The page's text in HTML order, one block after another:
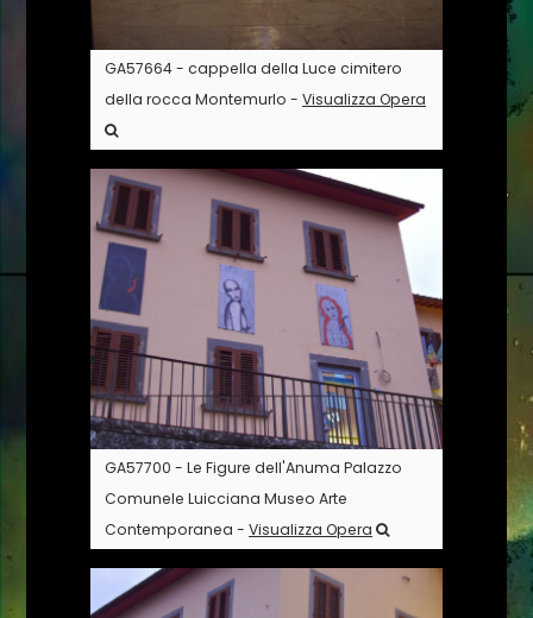
GA57664 - cappella della Luce cimitero
della rocca Montemurlo - Visualizza Opera
GA57700 - Le Figure dell'Anuma Palazzo
Comunele Luicciana Museo Arte
Contemporanea - Visualizza Opera